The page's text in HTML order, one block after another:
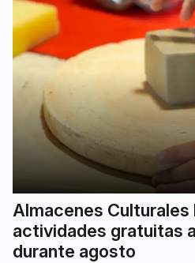
Almacenes Culturales
actividades gratuitas
durante agosto